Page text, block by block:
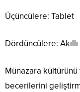
Üçüncülere: Tablet
Dördüncülere:
Münazara
becerilerini